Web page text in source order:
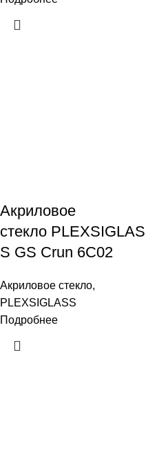
Акриловое
стекло PLEXSIGLAS
S GS Crun 6C02
Акриловое стекло,
PLEXSIGLASS
Подробнее